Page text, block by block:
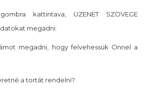
kattintava, ÜZENET SZÖVEGE
megadni:
megadni, hogy felvehessük Önnel a
a tortát rendelni?